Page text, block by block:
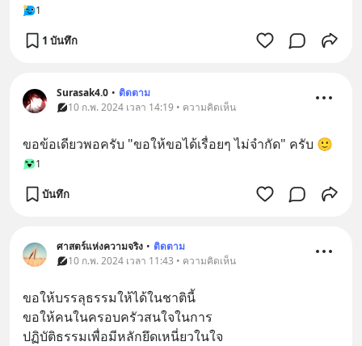
1
1 บันทึก
Surasak4.0 • ติดตาม
10 ก.พ. 2024 เวลา 14:19 • ความคิดเห็น
ขอข้อเดียวพอครับ "ขอให้ขอได้เรื่อยๆ ไม่จำกัด" ครับ 🙂
1
บันทึก
ศาสตร์แห่งความจริง • ติดตาม
10 ก.พ. 2024 เวลา 11:43 • ความคิดเห็น
ขอให้บรรลุธรรมให้ได้ในชาตินี้
ขอให้คนในครอบครัวสนใจในการ
ปฏิบัติธรรมเพื่อมีหลักยึดเหนี่ยวในใจ